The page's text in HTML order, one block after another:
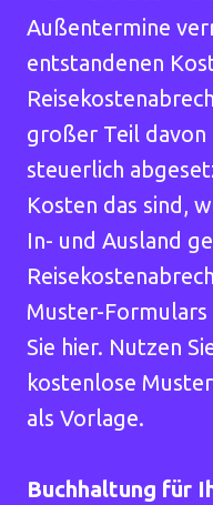
Außentermine
entstandenen
großer Teil davon
steuerlich
Kosten das sind,
In- und Ausland
Muster-
Sie hier. Nutzen
kostenlose
als Vorlage.
Buchhaltung für